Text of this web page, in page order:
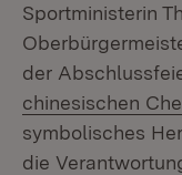
Sportministerin
der
chinesischen
symbolisches
die